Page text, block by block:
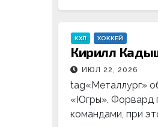
КХЛ ХОККЕЙ
Кирилл
ИЮЛ 22, 2026
tag«Металлург»
«Югры». Форвард
командами, при